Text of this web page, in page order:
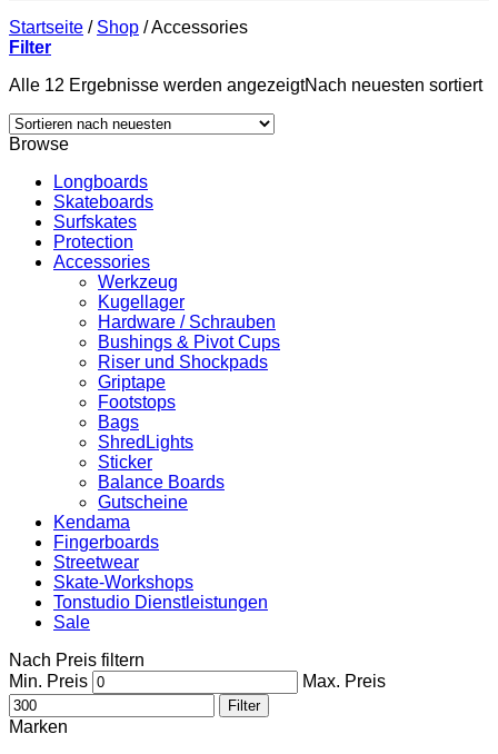
Startseite / Shop /Accessories
Filter
Alle 12 Ergebnisse werden angezeigtNach neuesten sortiert
Browse
Longboards
Skateboards
Surfskates
Protection
Accessories
Werkzeug
Kugellager
Hardware / Schrauben
Bushings & Pivot Cups
Riser und Shockpads
Griptape
Footstops
Bags
ShredLights
Sticker
Balance Boards
Gutscheine
Kendama
Fingerboards
Streetwear
Skate-Workshops
Tonstudio Dienstleistungen
Sale
Nach Preis filtern
Min. Preis
Max. Preis
Filter
Marken